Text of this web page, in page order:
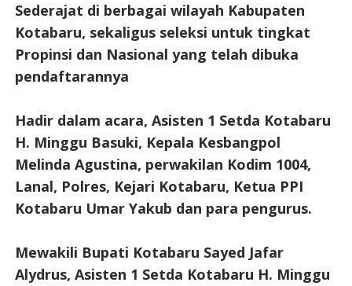
Sederajat di berbagai wilayah Kabupaten
Kotabaru, sekaligus seleksi untuk tingkat
Propinsi dan Nasional yang telah dibuka
pendaftarannya
Hadir dalam acara, Asisten 1 Setda Kotabaru
H. Minggu Basuki, Kepala Kesbangpol
Melinda Agustina, perwakilan Kodim 1004,
Lanal, Polres, Kejari Kotabaru, Ketua PPI
Kotabaru Umar Yakub dan para pengurus.
Mewakili Bupati Kotabaru Sayed Jafar
Alydrus, Asisten 1 Setda Kotabaru H. Minggu